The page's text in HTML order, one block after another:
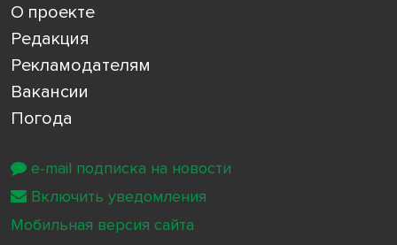
О проекте
Редакция
Рекламодателям
Вакансии
Погода
e-mail подписка на новости
Включить уведомления
Мобильная версия сайта